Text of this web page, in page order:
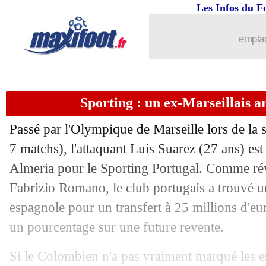
Les Infos du
Sporting : un ex-Marseillais
Passé par l'Olympique de Marseille lors de la
7 matchs), l'attaquant Luis Suarez (27 ans)
Almeria pour le Sporting Portugal. Comme
Fabrizio Romano, le club portugais a trouvé
espagnole pour un transfert à 25 millions
un pourcentage sur une future revente.
Si le Colombien n'a pas vraiment marqué les
: Bingourou Kamara a signé
25/07 Man Utd: Garnacho a une priorité
Newcastle: Isak, les joueurs sous
25/07 Strasbourg: accord pour Panichelli
25/07 Arsenal: Gyökeres choisit le numéro
25/07 Roma: Wesley arrive pour 30 M€